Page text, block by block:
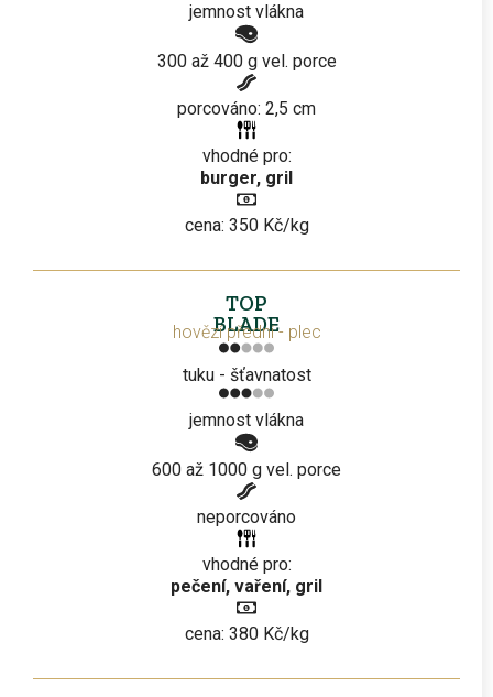
jemnost vlákna
300 až 400 g vel. porce
porcováno: 2,5 cm
vhodné pro:
burger, gril
cena: 350 Kč/kg
TOP
BLADE
hovězí přední - plec
tuku - šťavnatost
jemnost vlákna
600 až 1000 g vel. porce
neporcováno
vhodné pro:
pečení, vaření, gril
cena: 380 Kč/kg